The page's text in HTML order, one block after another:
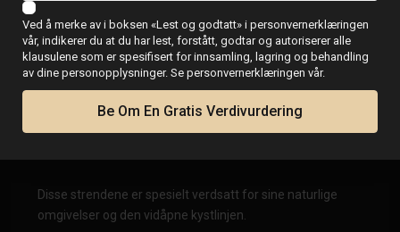
kystlinje:
Arenales del Sol-Sur
Carabassí
La Marina
Disse strendene er spesielt verdsatt for sine naturlige
omgivelser og den vidåpne kystlinjen.
Ved å merke av i boksen «Lest og godtatt» i personvernerklæringen
vår, indikerer du at du har lest, forstått, godtar og autoriserer alle
klausulene som er spesifisert for innsamling, lagring og behandling
av dine personopplysninger. Se personvernerklæringen vår.
Be Om En Gratis Verdivurdering